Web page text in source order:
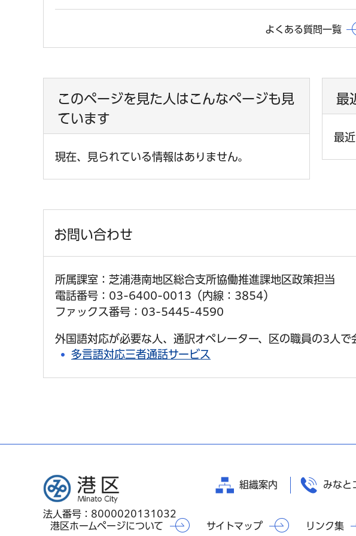
よくある質問一覧
このページを見た人はこんなページも見
ています
現在、見られている情報はありません。
最
最
お問い合わせ
所属課室：芝浦港南地区総合支所協働推進課地区政策担当
電話番号：03-6400-0013（内線：3854）
ファックス番号：03-5445-4590
外国語対応が必要な人、通訳オペレーター、区の職員の3人で
多言語対応三者通話サービス
港区
法人番号：8000020131032
組織案内 みなと
港区ホームページについて サイトマップ リンク集